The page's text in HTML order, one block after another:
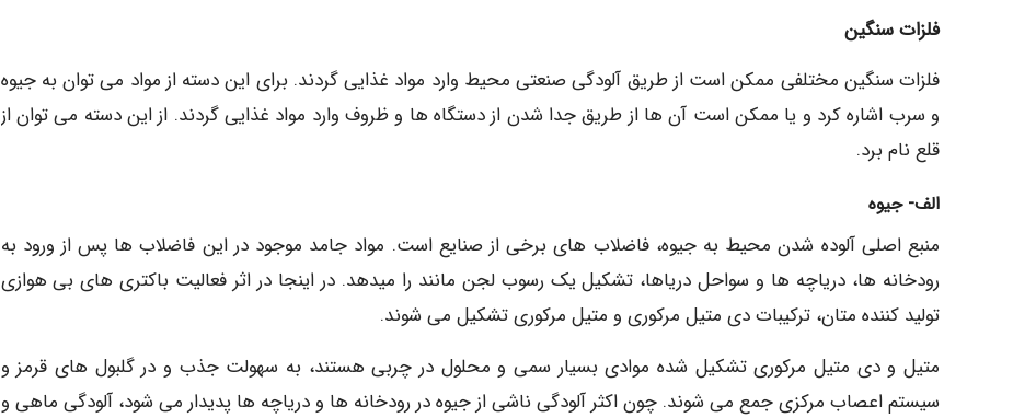
فلزات سنگین
فلزات سنگین مختلفی ممکن است از طریق آلودگی صنعتی محیط وارد مواد غذایی گردند. برای این دسته از مواد می توان به جیوه
و سرب اشاره کرد و یا ممکن است آن ها از طریق جدا شدن از دستگاه ها و ظروف وارد مواد غذایی گردند. از این دسته می توان از
قلع نام برد.
الف- جیوه
منبع اصلی آلوده شدن محیط به جیوه، فاضلاب های برخی از صنایع است. مواد جامد موجود در این فاضلاب ها پس از ورود به
رودخانه ها، دریاچه ها و سواحل دریاها، تشکیل یک رسوب لجن مانند را میدهد. در اینجا در اثر فعالیت باکتری های بی هوازی
تولید کننده متان، ترکیبات دی متیل مرکوری و متیل مرکوری تشکیل می شوند.
متیل و دی متیل مرکوری تشکیل شده موادی بسیار سمی و محلول در چربی هستند، به سهولت جذب و در گلبول های قرمز و
سیستم اعصاب مرکزی جمع می شوند. چون اکثر آلودگی ناشی از جیوه در رودخانه ها و دریاچه ها پدیدار می شود، آلودگی ماهی و